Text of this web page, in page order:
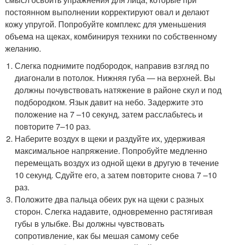
постоянном выполнении корректируют овал и делают
кожу упругой. Попробуйте комплекс для уменьшения
объема на щеках, комбинируя техники по собственному
желанию.
Слегка поднимите подбородок, направив взгляд по
диагонали в потолок. Нижняя губа — на верхней. Вы
должны почувствовать натяжение в районе скул и под
подбородком. Язык давит на небо. Задержите это
положение на 7 –10 секунд, затем расслабьтесь и
повторите 7–10 раз.
Наберите воздух в щеки и раздуйте их, удерживая
максимальное напряжение. Попробуйте медленно
перемещать воздух из одной щеки в другую в течение
10 секунд. Сдуйте его, а затем повторите снова 7 –10
раз.
Положите два пальца обеих рук на щеки с разных
сторон. Слегка надавите, одновременно растягивая
губы в улыбке. Вы должны чувствовать
сопротивление, как бы мешая самому себе